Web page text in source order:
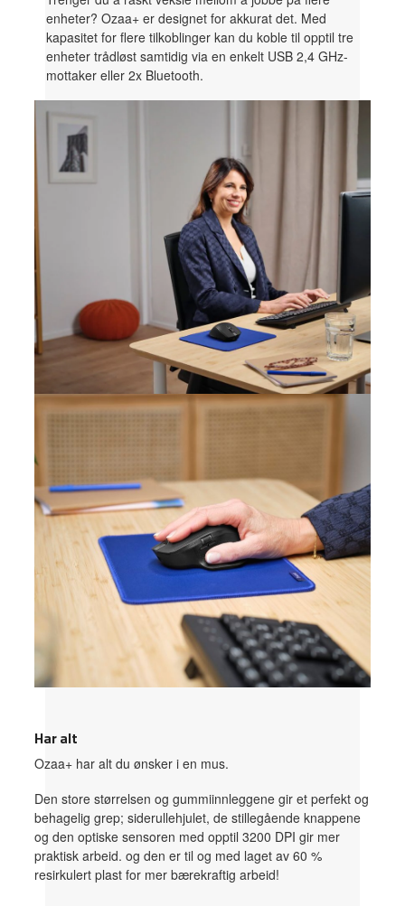
enheter? Ozaa+ er designet for akkurat det. Med
kapasitet for flere tilkoblinger kan du koble til opptil tre
enheter trådløst samtidig via en enkelt USB 2,4 GHz-
mottaker eller 2x Bluetooth.
Har alt
Ozaa+ har alt du ønsker i en mus.
Den store størrelsen og gummiinnleggene gir et perfekt og
behagelig grep; siderullehjulet, de stillegående knappene
og den optiske sensoren med opptil 3200 DPI gir mer
praktisk arbeid. og den er til og med laget av 60 %
resirkulert plast for mer bærekraftig arbeid!